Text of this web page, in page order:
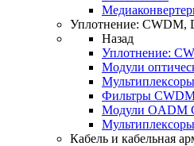
Уплотнение: CWDM,
Назад
Уплотнение:
Модули
Фильтры
Модули OADM
Кабель и кабельная